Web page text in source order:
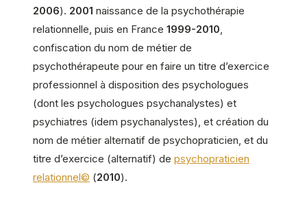
2006). 2001 naissance de la psychothérapie
relationnelle, puis en France 1999-2010,
confiscation du nom de métier de
psychothérapeute pour en faire un titre d’exercice
professionnel à disposition des psychologues
(dont les psychologues psychanalystes) et
psychiatres (idem psychanalystes), et création du
nom de métier alternatif de psychopraticien, et du
titre d’exercice (alternatif) de psychopraticien
relationnel© (2010).